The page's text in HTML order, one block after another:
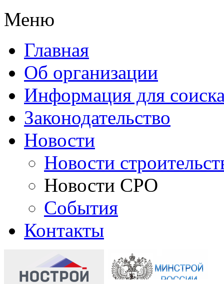
Меню
Главная
Об организации
Информация для
Законодательство
Новости
Новости
Новости СРО
События
Контакты